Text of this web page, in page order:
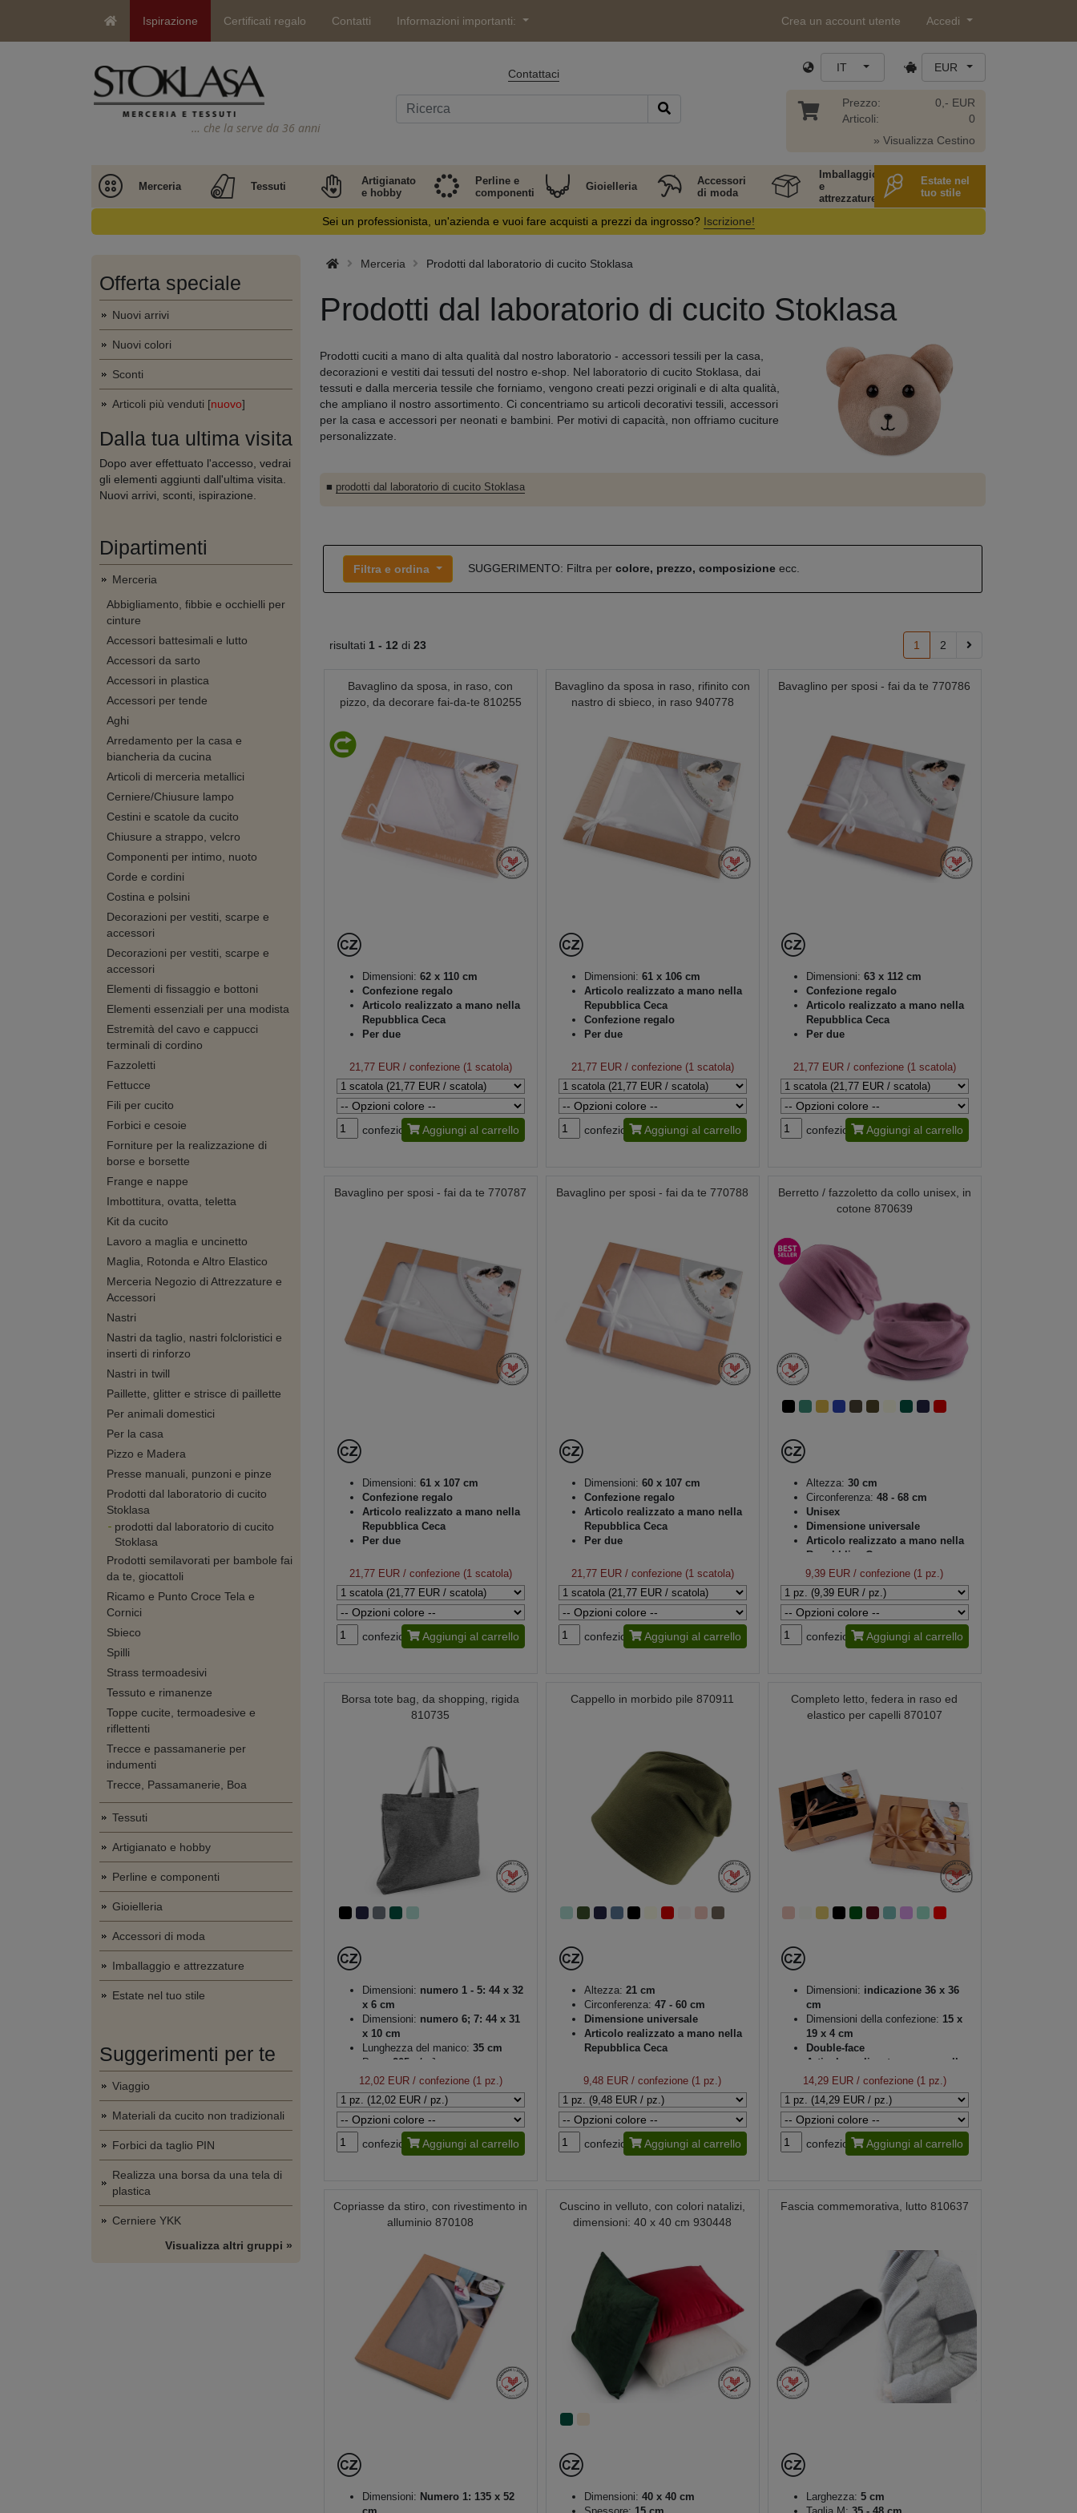
Ispirazione Certificati regalo Contatti Informazioni importanti: Crea un account utente Accedi
… che la serve da 36 anni
Contattaci IT EUR
Prezzo:
Articoli:
0,- EUR
0
» Visualizza Cestino
Merceria Tessuti
Artigianato
e hobby
Perline e
componenti
Gioielleria
Accessori
di moda
Imballaggio
e
attrezzature
Estate nel
tuo stile
Sei un professionista, un'azienda e vuoi fare acquisti a prezzi da ingrosso? Iscrizione!
Offerta speciale
Nuovi arrivi
Nuovi colori
Sconti
Articoli più venduti [nuovo]
Dalla tua ultima visita
Dopo aver effettuato l'accesso, vedrai
gli elementi aggiunti dall'ultima visita.
Nuovi arrivi, sconti, ispirazione.
Dipartimenti
Merceria
Abbigliamento, fibbie e occhielli per
cinture
Accessori battesimali e lutto
Accessori da sarto
Accessori in plastica
Accessori per tende
Aghi
Arredamento per la casa e
biancheria da cucina
Articoli di merceria metallici
Cerniere/Chiusure lampo
Cestini e scatole da cucito
Chiusure a strappo, velcro
Componenti per intimo, nuoto
Corde e cordini
Costina e polsini
Decorazioni per vestiti, scarpe e
accessori
Decorazioni per vestiti, scarpe e
accessori
Elementi di fissaggio e bottoni
Elementi essenziali per una modista
Estremità del cavo e cappucci
terminali di cordino
Fazzoletti
Fettucce
Fili per cucito
Forbici e cesoie
Forniture per la realizzazione di
borse e borsette
Frange e nappe
Imbottitura, ovatta, teletta
Kit da cucito
Lavoro a maglia e uncinetto
Maglia, Rotonda e Altro Elastico
Merceria Negozio di Attrezzature e
Accessori
Nastri
Nastri da taglio, nastri folcloristici e
inserti di rinforzo
Nastri in twill
Paillette, glitter e strisce di paillette
Per animali domestici
Per la casa
Pizzo e Madera
Presse manuali, punzoni e pinze
Prodotti dal laboratorio di cucito
Stoklasa
prodotti dal laboratorio di cucito
Stoklasa
Prodotti semilavorati per bambole fai
da te, giocattoli
Ricamo e Punto Croce Tela e
Cornici
Sbieco
Spilli
Strass termoadesivi
Tessuto e rimanenze
Toppe cucite, termoadesive e
riflettenti
Trecce e passamanerie per
indumenti
Trecce, Passamanerie, Boa
Tessuti
Artigianato e hobby
Perline e componenti
Gioielleria
Accessori di moda
Imballaggio e attrezzature
Estate nel tuo stile
Suggerimenti per te
Viaggio
Materiali da cucito non tradizionali
Forbici da taglio PIN
Realizza una borsa da una tela di
plastica
Cerniere YKK
Visualizza altri gruppi »
Merceria Prodotti dal laboratorio di cucito Stoklasa
Prodotti dal laboratorio di cucito Stoklasa
Prodotti cuciti a mano di alta qualità dal nostro laboratorio - accessori tessili per la casa,
decorazioni e vestiti dai tessuti del nostro e-shop. Nel laboratorio di cucito Stoklasa, dai
tessuti e dalla merceria tessile che forniamo, vengono creati pezzi originali e di alta qualità,
che ampliano il nostro assortimento. Ci concentriamo su articoli decorativi tessili, accessori
per la casa e accessori per neonati e bambini. Per motivi di capacità, non offriamo cuciture
personalizzate.
■ prodotti dal laboratorio di cucito Stoklasa
Filtra e ordina SUGGERIMENTO: Filtra per colore, prezzo, composizioneecc.
risultati 1 - 12 di 23 1 2
Bavaglino da sposa, in raso, con
pizzo, da decorare fai-da-te 810255
Dimensioni: 62 x 110 cm
Confezione regalo
Articolo realizzato a mano nella
Repubblica Ceca
Per due
21,77 EUR/ confezione (1 scatola)
confezione Aggiungi al carrello
Bavaglino da sposa in raso, rifinito con
nastro di sbieco, in raso 940778
Dimensioni: 61 x 106 cm
Articolo realizzato a mano nella
Repubblica Ceca
Confezione regalo
Per due
21,77 EUR/ confezione (1 scatola)
confezione Aggiungi al carrello
Bavaglino per sposi - fai da te 770786
Dimensioni: 63 x 112 cm
Confezione regalo
Articolo realizzato a mano nella
Repubblica Ceca
Per due
21,77 EUR/ confezione (1 scatola)
confezione Aggiungi al carrello
Bavaglino per sposi - fai da te 770787
Dimensioni: 61 x 107 cm
Confezione regalo
Articolo realizzato a mano nella
Repubblica Ceca
Per due
21,77 EUR/ confezione (1 scatola)
confezione Aggiungi al carrello
Bavaglino per sposi - fai da te 770788
Dimensioni: 60 x 107 cm
Confezione regalo
Articolo realizzato a mano nella
Repubblica Ceca
Per due
21,77 EUR/ confezione (1 scatola)
confezione Aggiungi al carrello
Berretto / fazzoletto da collo unisex, in
cotone 870639
Altezza: 30 cm
Circonferenza: 48 - 68 cm
Unisex
Dimensione universale
Articolo realizzato a mano nella
Repubblica Ceca
9,39 EUR / confezione (1 pz.)
confezione Aggiungi al carrello
Borsa tote bag, da shopping, rigida
810735
Dimensioni: numero 1 - 5: 44 x 32
x 6 cm
Dimensioni: numero 6; 7: 44 x 31
x 10 cm
Lunghezza del manico: 35 cm
Peso:
205 g/m²
Unisex
12,02 EUR/ confezione (1 pz.)
confezione Aggiungi al carrello
Cappello in morbido pile 870911
Altezza: 21 cm
Circonferenza: 47 - 60 cm
Dimensione universale
Articolo realizzato a mano nella
Repubblica Ceca
9,48 EUR / confezione (1 pz.)
confezione Aggiungi al carrello
Completo letto, federa in raso ed
elastico per capelli 870107
Dimensioni: indicazione 36 x 36
cm
Dimensioni della confezione: 15 x
19 x 4 cm
Double-face
Articolo realizzato a mano nella
Repubblica Ceca
Confezione regalo
14,29 EUR/ confezione (1 pz.)
confezione Aggiungi al carrello
Copriasse da stiro, con rivestimento in
alluminio 870108
Dimensioni: Numero 1: 135 x 52
Cuscino in velluto, con colori natalizi,
dimensioni: 40 x 40 cm 930448
Dimensioni: 40 x 40 cm
Fascia commemorativa, lutto 810637
Larghezza: 5 cm